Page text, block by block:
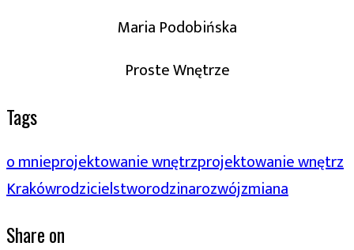
Maria Podobińska
Proste Wnętrze
Tags
o mnieprojektowanie wnętrzprojektowanie wnętrz
Krakówrodzicielstworodzinarozwójzmiana
Share on